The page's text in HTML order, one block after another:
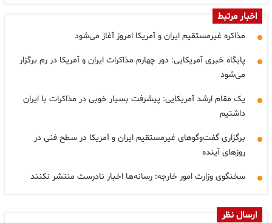
اخبار مرتبط
مذاکره غیرمستقیم ایران و آمریکا امروز آغاز می‌شود
پایگاه خبری آمریکایی: دور چهارم مذاکرات ایران و آمریکا در رم برگزار
می‌شود
یک مقام ارشد آمریکایی: پیشرفت بسیار خوبی در مذاکرات با ایران
داشتیم
برگزاری گفت‌وگوهای غیرمستقیم ایران و آمریکا در سطح فنی در
روزهای آینده
سخنگوی وزارت امور خارجه: رسانه‌ها اخبار نادرست منتشر نکنند
ارسال نظر